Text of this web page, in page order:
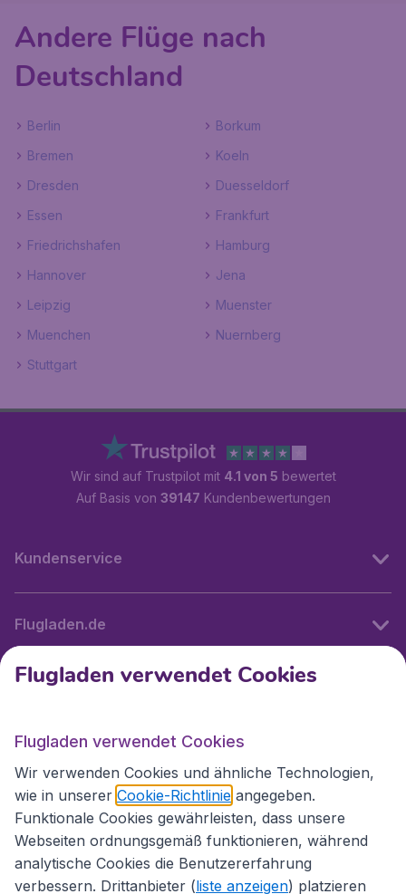
Andere Flüge nach
Deutschland
Berlin
Borkum
Bremen
Koeln
Dresden
Duesseldorf
Essen
Frankfurt
Friedrichshafen
Hamburg
Hannover
Jena
Leipzig
Muenster
Muenchen
Nuernberg
Stuttgart
Wir sind auf Trustpilot mit 4.1 von 5 bewertet
Auf Basis von 39147 Kundenbewertungen
Kundenservice
Flugladen.de
Internationale Webseiten
Folgen Sie uns:
Flugladen verwendet Cookies
Flugladen verwendet Cookies
Wir verwenden Cookies und ähnliche Technologien,
wie in unserer Cookie-Richtlinie angegeben.
Funktionale Cookies gewährleisten, dass unsere
Webseiten ordnungsgemäß funktionieren, während
analytische Cookies die Benutzererfahrung
verbessern. Drittanbieter (liste anzeigen) platzieren